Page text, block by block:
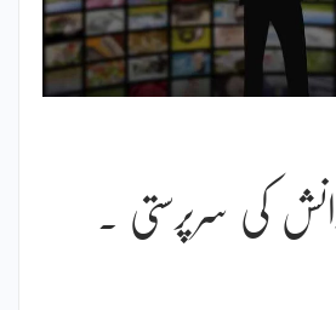
کی سرپرستی ۔